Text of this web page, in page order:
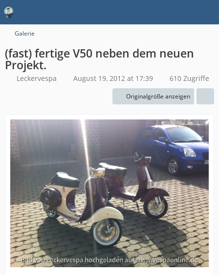
Galerie
(fast) fertige V50 neben dem neuen
Projekt.
Leckervespa August 19, 2012 at 17:39 610 Zugriffe
Originalgröße anzeigen